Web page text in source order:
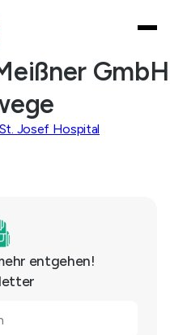
GmbH
Josef Hospital
entgehen!